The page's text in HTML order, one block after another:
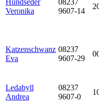
Hundseder
Veronika
08237
9607-14
Katzenschwanz
Eva
08237
9607-29
Ledabyll
Andrea
08237
9607-0